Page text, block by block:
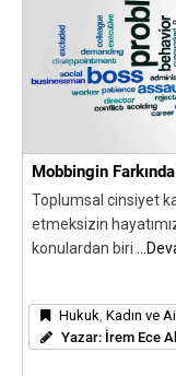
Mobbingin Farkında
Toplumsal cinsiyet
etmeksizin
konulardan biri
Hukuk Kadın ve
Yazar: İrem Ece